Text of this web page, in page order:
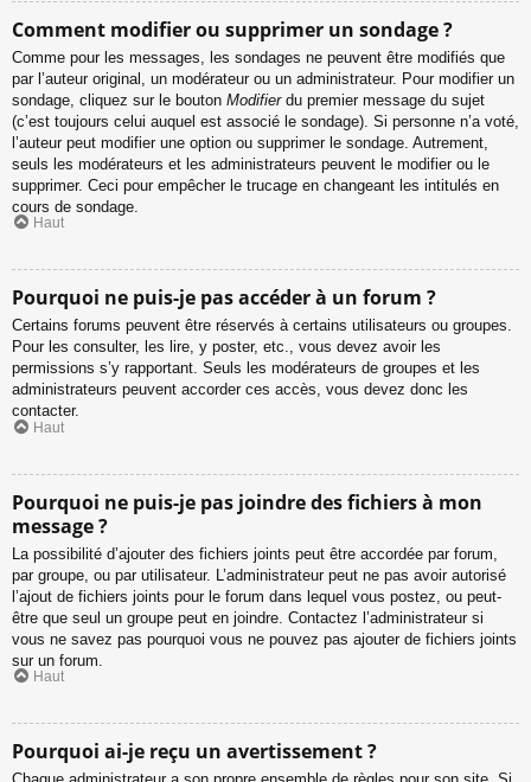
Comment modifier ou supprimer un sondage ?
Comme pour les messages, les sondages ne peuvent être modifiés que
par l’auteur original, un modérateur ou un administrateur. Pour modifier un
sondage, cliquez sur le bouton Modifierdu premier message du sujet
(c’est toujours celui auquel est associé le sondage). Si personne n’a voté,
l’auteur peut modifier une option ou supprimer le sondage. Autrement,
seuls les modérateurs et les administrateurs peuvent le modifier ou le
supprimer. Ceci pour empêcher le trucage en changeant les intitulés en
cours de sondage.
Haut
Pourquoi ne puis-je pas accéder à un forum ?
Certains forums peuvent être réservés à certains utilisateurs ou groupes.
Pour les consulter, les lire, y poster, etc., vous devez avoir les
permissions s’y rapportant. Seuls les modérateurs de groupes et les
administrateurs peuvent accorder ces accès, vous devez donc les
contacter.
Haut
Pourquoi ne puis-je pas joindre des fichiers à mon
message ?
La possibilité d’ajouter des fichiers joints peut être accordée par forum,
par groupe, ou par utilisateur. L’administrateur peut ne pas avoir autorisé
l’ajout de fichiers joints pour le forum dans lequel vous postez, ou peut-
être que seul un groupe peut en joindre. Contactez l’administrateur si
vous ne savez pas pourquoi vous ne pouvez pas ajouter de fichiers joints
sur un forum.
Haut
Pourquoi ai-je reçu un avertissement ?